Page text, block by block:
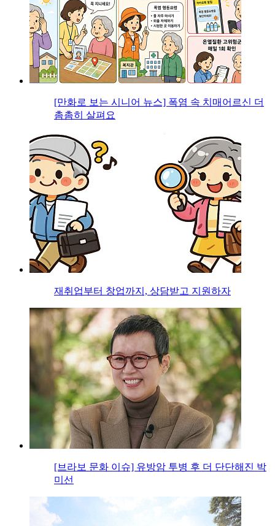
[만화로 보는 시니어 뉴스] 폭염 속 치매어르신 더
촘촘히 살펴요
재취업부터 창업까지, 상담받고 지원하자
[브라보 문화 이슈] 유방암 투병 후 더 단단해진 박
미선